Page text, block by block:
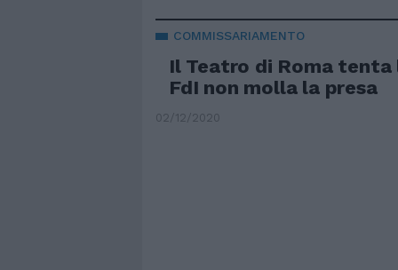
COMMISSARIAMENTO
Il Teatro di Roma tenta
FdI non molla la presa
02/12/2020